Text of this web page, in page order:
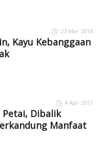
23 Mar 2018
Kayu Kebanggaan
4 Apr 2017
Petai, Dibalik
Manfaat